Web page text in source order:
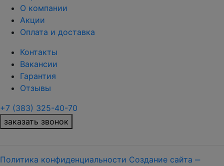
О компании
Акции
Оплата и доставка
Контакты
Вакансии
Гарантия
Отзывы
+7 (383) 325-40-70
заказать звонок
Политика конфиденциальности Создание сайта ‒